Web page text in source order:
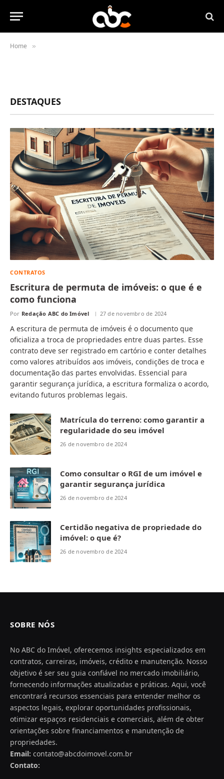
Home »
DESTAQUES
CONTRATOS
Escritura de permuta de imóveis: o que é e
como funciona
Por Redação ABC do Imóvel 27 de novembro de 2024
A escritura de permuta de imóveis é o documento que
oficializa a troca de propriedades entre duas partes. Esse
contrato deve ser registrado em cartório e conter detalhes
como valores atribuídos aos imóveis, condições de troca e
documentação das partes envolvidas. Essencial para
garantir segurança jurídica, a escritura formaliza o acordo,
evitando futuros problemas legais.
Matrícula do terreno: como garantir a
regularidade do seu imóvel
26 de novembro de 2024
Como consultar o RGI de um imóvel e
garantir segurança jurídica
26 de novembro de 2024
Certidão negativa de propriedade do
imóvel: o que é?
26 de novembro de 2024
SOBRE NÓS
No ABC do Imóvel, oferecemos insights especializados em
contratos, carreiras, imóveis, crédito e manutenção. Nosso
objetivo é ser seu guia confiável no mercado imobiliário,
fornecendo informações atualizadas e práticas. Aqui, você
encontrará recursos essenciais para entender melhor os
aspectos legais, explorar oportunidades profissionais,
otimizar espaços residenciais e comerciais, além de obter
orientações sobre financiamentos e manutenção de
propriedades.
Email: contato@abcdoimovel.com.br
Contato: